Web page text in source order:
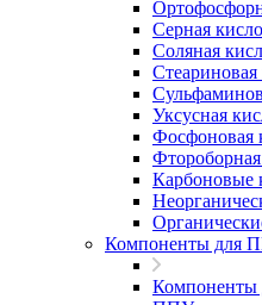
Серная
Соляная
Стеариновая
Уксусная
Фосфоновая
Фтороборная
Карбоновые
Компоненты для
Компоненты